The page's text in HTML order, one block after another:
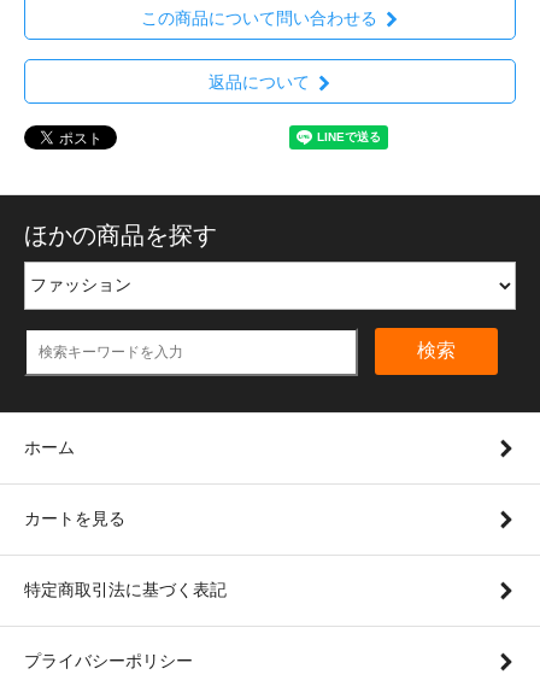
この商品について問い合わせる
返品について
ほかの商品を探す
検索
ホーム
カートを見る
特定商取引法に基づく表記
プライバシーポリシー